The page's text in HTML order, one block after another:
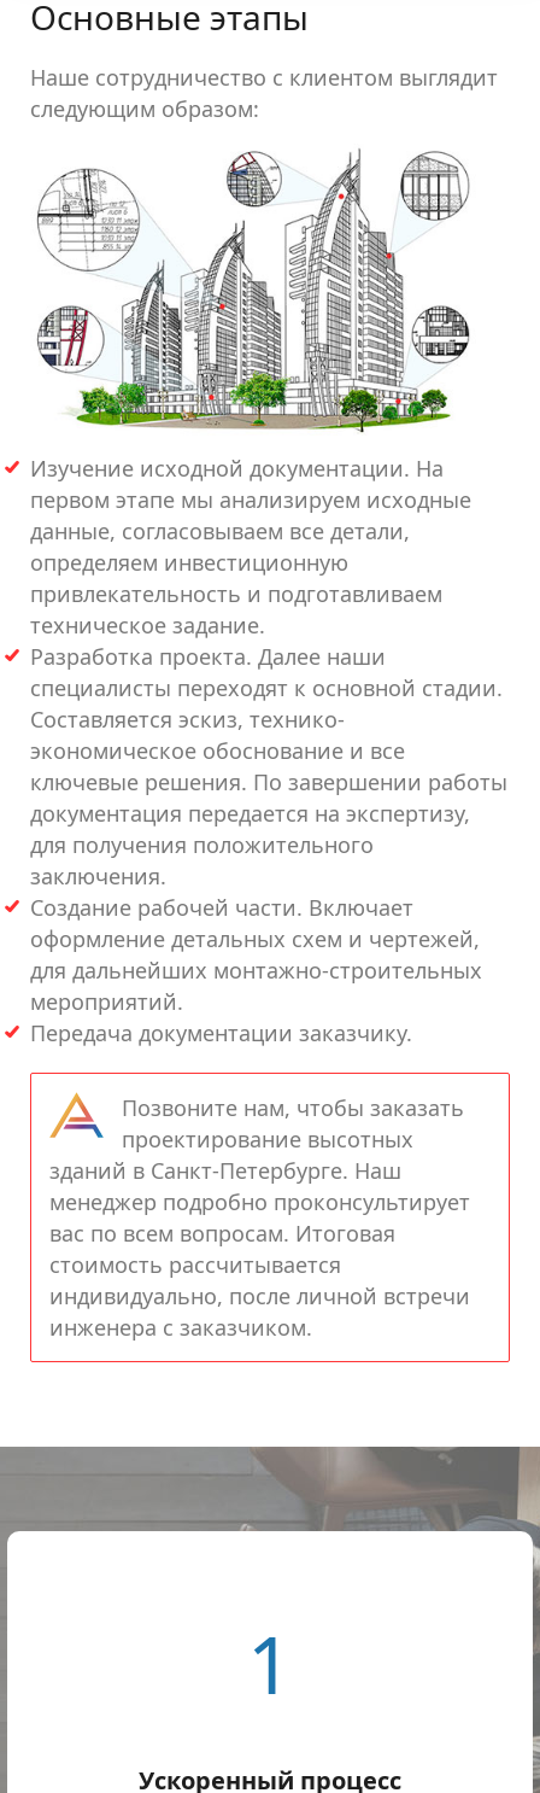
Основные этапы
Наше сотрудничество с клиентом выглядит
следующим образом:
Изучение исходной документации. На
первом этапе мы анализируем исходные
данные, согласовываем все детали,
определяем инвестиционную
привлекательность и подготавливаем
техническое задание.
Разработка проекта. Далее наши
специалисты переходят к основной стадии.
Составляется эскиз, технико-
экономическое обоснование и все
ключевые решения. По завершении работы
документация передается на экспертизу,
для получения положительного
заключения.
Создание рабочей части. Включает
оформление детальных схем и чертежей,
для дальнейших монтажно-строительных
мероприятий.
Передача документации заказчику.
Позвоните нам, чтобы заказать
проектирование высотных
зданий в Санкт-Петербурге. Наш
менеджер подробно проконсультирует
вас по всем вопросам. Итоговая
стоимость рассчитывается
индивидуально, после личной встречи
инженера с заказчиком.
1
Ускоренный процесс